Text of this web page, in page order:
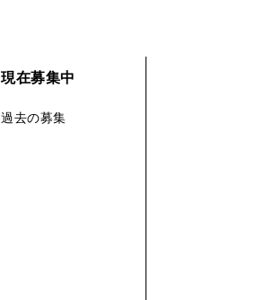
現在募集中
過去の募集